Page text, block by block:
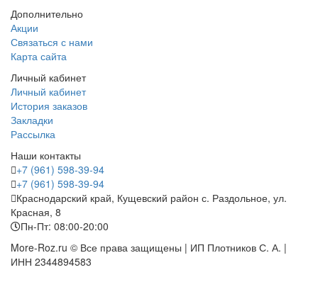
Дополнительно
Акции
Связаться с нами
Карта сайта
Личный кабинет
Личный кабинет
История заказов
Закладки
Рассылка
Наши контакты
+7 (961) 598-39-94
+7 (961) 598-39-94
Краснодарский край, Кущевский район с. Раздольное, ул.
Красная, 8
Пн-Пт: 08:00-20:00
More-Roz.ru © Все права защищены | ИП Плотников С. А. |
ИНН 2344894583